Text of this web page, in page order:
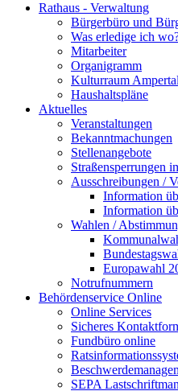
Rathaus - Verwaltung
Bürgerbüro und
Was erledige ich
Mitarbeiter
Organigramm
Kulturraum
Haushaltspläne
Aktuelles
Veranstaltungen
Bekanntmachungen
Stellenangebote
Straßensperrungen
Ausschreibungen /
Information
Information
Wahlen /
Europawahl
Notrufnummern
Behördenservice Online
Online Services
Sicheres
Fundbüro online
SEPA